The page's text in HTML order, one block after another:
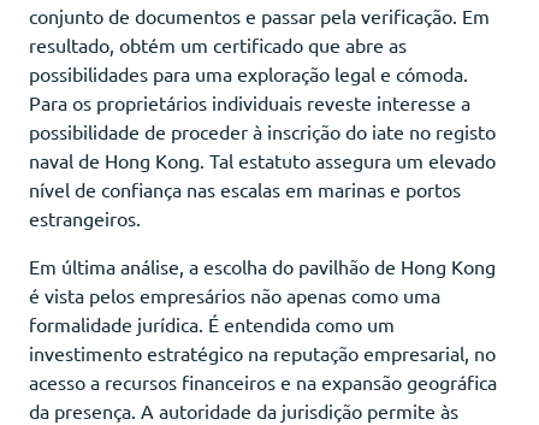
conjunto de documentos e passar pela verificação. Em
resultado, obtém um certificado que abre as
possibilidades para uma exploração legal e cómoda.
Para os proprietários individuais reveste interesse a
possibilidade de proceder à inscrição do iate no registo
naval de Hong Kong. Tal estatuto assegura um elevado
nível de confiança nas escalas em marinas e portos
estrangeiros.
Em última análise, a escolha do pavilhão de Hong Kong
é vista pelos empresários não apenas como uma
formalidade jurídica. É entendida como um
investimento estratégico na reputação empresarial, no
acesso a recursos financeiros e na expansão geográfica
da presença. A autoridade da jurisdição permite às